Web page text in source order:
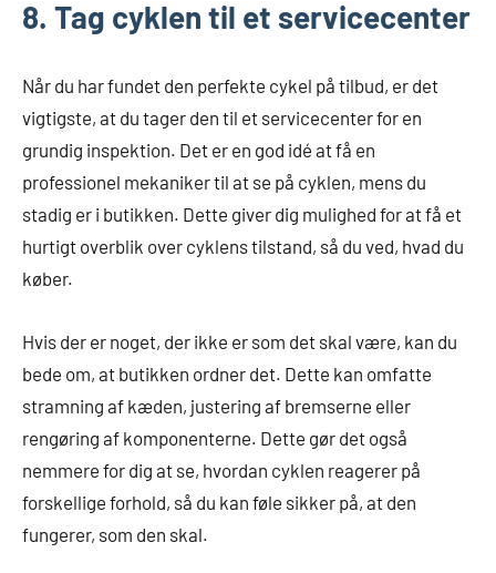
8. Tag cyklen til et servicecenter
Når du har fundet den perfekte cykel på tilbud, er det
vigtigste, at du tager den til et servicecenter for en
grundig inspektion. Det er en god idé at få en
professionel mekaniker til at se på cyklen, mens du
stadig er i butikken. Dette giver dig mulighed for at få et
hurtigt overblik over cyklens tilstand, så du ved, hvad du
køber.
Hvis der er noget, der ikke er som det skal være, kan du
bede om, at butikken ordner det. Dette kan omfatte
stramning af kæden, justering af bremserne eller
rengøring af komponenterne. Dette gør det også
nemmere for dig at se, hvordan cyklen reagerer på
forskellige forhold, så du kan føle sikker på, at den
fungerer, som den skal.